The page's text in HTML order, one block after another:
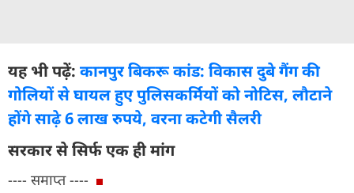
यह भी पढ़ें: कानपुर बिकरू कांड: विकास दुबे गैंग की
गोलियों से घायल हुए पुलिसकर्मियों को नोटिस, लौटाने
होंगे साढ़े 6 लाख रुपये, वरना कटेगी सैलरी
सरकार से सिर्फ एक ही मांग
---- समाप्त ----